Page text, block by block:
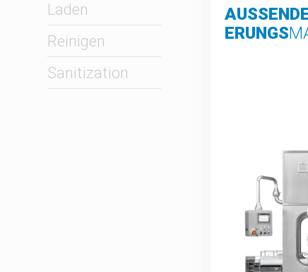
Laden
Reinigen
Sanitization
RUNGS